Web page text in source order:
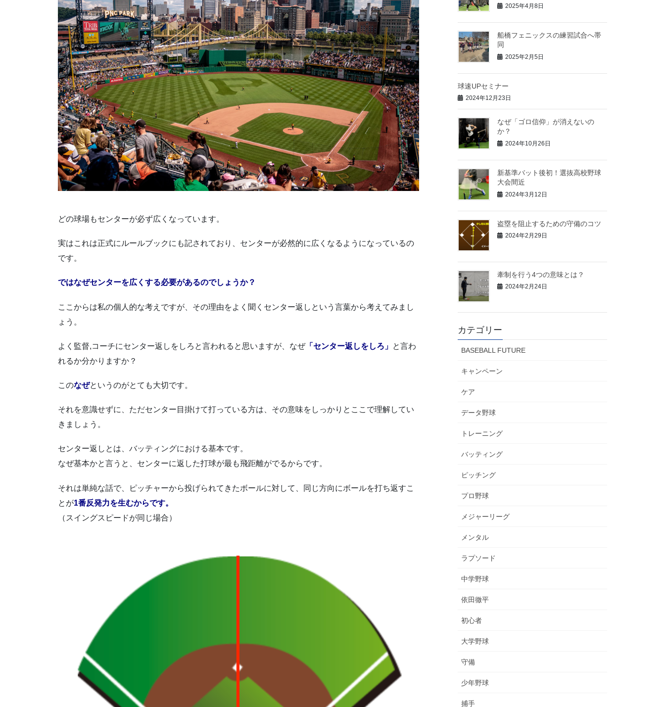
どの球場もセンターが必ず広くなっています。
実はこれは正式にルールブックにも記されており、センターが必然的に広くなるようになっているの
です。
ではなぜセンターを広くする必要があるのでしょうか？
ここからは私の個人的な考えですが、その理由をよく聞くセンター返しという言葉から考えてみまし
ょう。
よく監督,コーチにセンター返しをしろと言われると思いますが、なぜ「センター返しをしろ」 と言わ
れるか分かりますか？
このなぜというのがとても大切です。
それを意識せずに、ただセンター目掛けて打っている方は、その意味をしっかりとここで理解してい
きましょう。
センター返しとは、バッティングにおける基本です。
なぜ基本かと言うと、センターに返した打球が最も飛距離がでるからです。
それは単純な話で、ピッチャーから投げられてきたボールに対して、同じ方向にボールを打ち返すこ
とが1番反発力を生むからです。
（スイングスピードが同じ場合）
2025年4月8日
船橋フェニックスの練習試合へ帯
同
2025年2月5日
球速UPセミナー
2024年12月23日
なぜ「ゴロ信仰」が消えないの
か？
2024年10月26日
新基準バット後初！選抜高校野球
大会間近
2024年3月12日
盗塁を阻止するための守備のコツ
2024年2月29日
牽制を行う4つの意味とは？
2024年2月24日
カテゴリー
BASEBALL FUTURE
キャンペーン
ケア
データ野球
トレーニング
バッティング
ピッチング
プロ野球
メジャーリーグ
メンタル
ラプソード
中学野球
依田徹平
初心者
大学野球
守備
少年野球
捕手